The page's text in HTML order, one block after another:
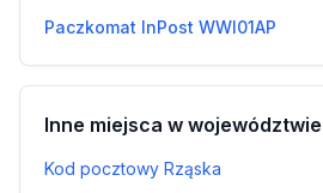
Paczkomat InPost WWI01AP
Inne miejsca w województwie
Kod pocztowy Rząska